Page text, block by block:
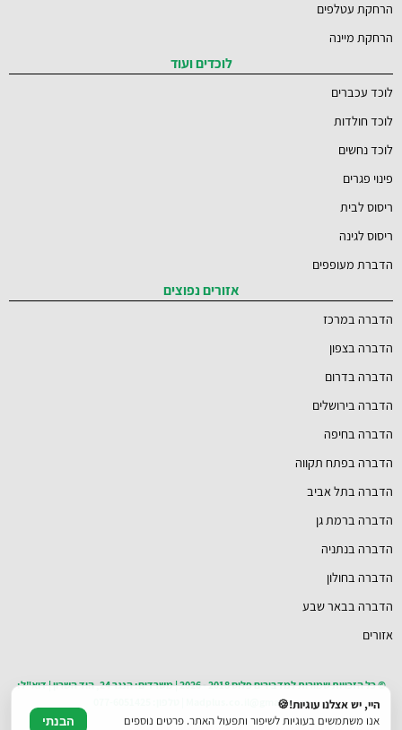
הרחקת עטלפים
הרחקת מיינה
לוכדים ועוד
לוכד עכברים
לוכד חולדות
לוכד נחשים
פינוי פגרים
ריסוס לבית
ריסוס לגינה
הדברת מעופפים
אזורים נפוצים
הדברה במרכז
הדברה בצפון
הדברה בדרום
הדברה בירושלים
הדברה בחיפה
הדברה בפתח תקווה
הדברה בתל אביב
הדברה ברמת גן
הדברה בנתניה
הדברה בחולון
הדברה בבאר שבע
אזורים
© כל הזכויות שמורות למדבירים פלוס 2018 - 2026 | משרדים: הנגר 24, הוד השרון | דוא"ל:
Madplus.co.il@gmail.com | טלפון: 077-6051425היי, יש אצלנו עוגיות!🍪
אנו משתמשים בעוגיות לשיפור ותפעול האתר. פרטים נוספים
הבנתי